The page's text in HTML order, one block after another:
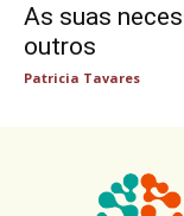
As suas
outros
Patricia Tavares